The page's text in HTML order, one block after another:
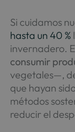
Si cuidamos
hasta un 40 %
invernadero.
consumir
vegetales—,
que hayan
métodos
reducir el